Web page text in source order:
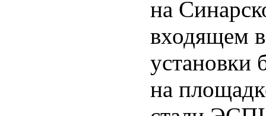
на
входящем
установки
на